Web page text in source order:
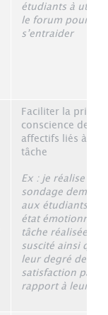
étudiants à
le forum pour
s’entraider
Faciliter la prise
conscience des
affectifs liés à une
tâche
Ex : je réalise un
sondage
aux étudiants
état émotionnel la
tâche réalisée a
suscité ainsi que
leur degré de
satisfaction par
rapport à leur